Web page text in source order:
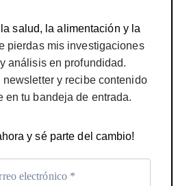
salud, la alimentación y la
pierdas mis investigaciones
análisis en profundidad.
newsletter y recibe contenido
en tu bandeja de entrada.
y sé parte del cambio!